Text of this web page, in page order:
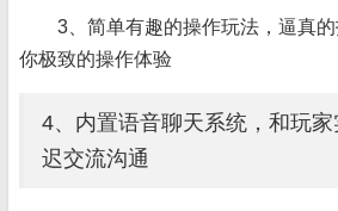
3、简单有趣的操作玩法，逼真
你极致的操作体验
4、内置语音聊天系统，和玩
迟交流沟通